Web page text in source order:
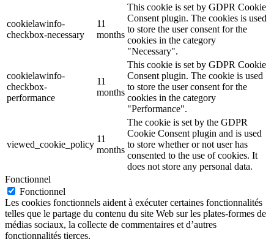
cookielawinfo-
checkbox-necessary
11
months
This cookie is set by GDPR Cookie
Consent plugin. The cookies is used
to store the user consent for the
cookies in the category
"Necessary".
cookielawinfo-
checkbox-
performance
11
months
This cookie is set by GDPR Cookie
Consent plugin. The cookie is used
to store the user consent for the
cookies in the category
"Performance".
viewed_cookie_policy
11
months
The cookie is set by the GDPR
Cookie Consent plugin and is used
to store whether or not user has
consented to the use of cookies. It
does not store any personal data.
Fonctionnel
Fonctionnel
Les cookies fonctionnels aident à exécuter certaines fonctionnalités
telles que le partage du contenu du site Web sur les plates-formes de
médias sociaux, la collecte de commentaires et d’autres
fonctionnalités tierces.